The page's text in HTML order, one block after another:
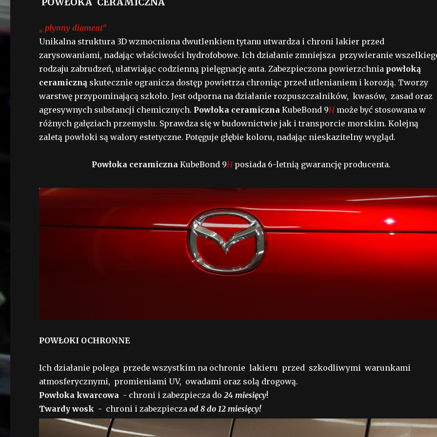
,, płynny diament"
Unikalna struktura 3D wzmocniona dwutlenkiem tytanu utwardza i chroni lakier przed
zarysowaniami, nadając właściwości hydrofobowe. Ich działanie zmniejsza przywieranie
rodzaju zabrudzeń, ułatwiając codzienną pielęgnację auta. Zabezpieczona powierzchnia powłoką
ceramiczną skutecznie ogranicza dostęp powietrza chroniąc przed utlenianiem i korozją. Tworzy
warstwę przypominającą szkoło. Jest odporna na działanie rozpuszczalników, kwasów, zasad oraz
agresywnych substancji chemicznych. Powłoka ceramiczna KubeBond 9Hmoże być stosowana w
różnych gałęziach przemysłu. Sprawdza się w budownictwie jak i transporcie morskim. Kolejną
zaletą powłoki są walory estetyczne. Potęguje głębie koloru, nadając nieskazitelny wygląd.
Powłoka ceramicznaKubeBond 9H posiada 6-letnią gwarancję producenta.
POWŁOKI OCHRONNE
Ich działanie polega przede wszystkim na ochronie lakieru przed szkodliwymi warunkami
atmosferycznymi, promieniami UV, owadami oraz solą drogową.
Powłoka kwarcowa - chroni i zabezpiecza do24 miesięcy!
Twardy wosk - chroni i zabezpieczaod 8 do 12 miesięcy!